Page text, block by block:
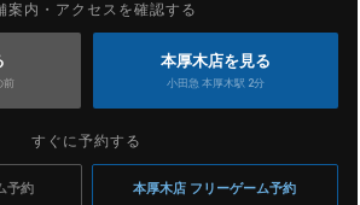
案内・アクセスを確認する
前
本厚木店を見る
小田急 本厚木駅 2分
すぐに予約する
予約 本厚木店 フリーゲーム予約